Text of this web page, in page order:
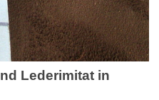
Lederimitat in